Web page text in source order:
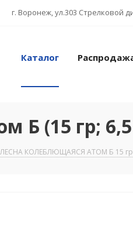
г. Воронеж, ул.303 Стрелковой
Каталог
Б (15 гр;
КОЛЕБЛЮЩАЯСЯ АТОМ Б 15